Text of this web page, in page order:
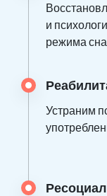
и
режима
Устраним